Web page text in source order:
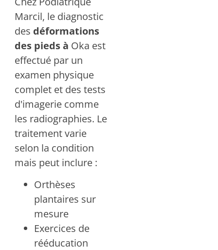
Marcil, le diagnostic
des déformations
des pieds à Oka est
effectué par un
examen physique
complet et des tests
d'imagerie comme
les radiographies. Le
traitement varie
selon la condition
mais peut inclure :
Orthèses
plantaires sur
mesure
Exercices de
rééducation